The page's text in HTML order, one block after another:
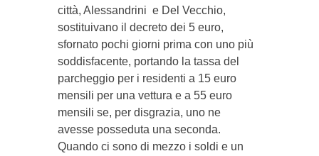
città, Alessandrini e Del Vecchio,
sostituivano il decreto dei 5 euro,
sfornato pochi giorni prima con uno più
soddisfacente, portando la tassa del
parcheggio per i residenti a 15 euro
mensili per una vettura e a 55 euro
mensili se, per disgrazia, uno ne
avesse posseduta una seconda.
Quando ci sono di mezzo i soldi e un